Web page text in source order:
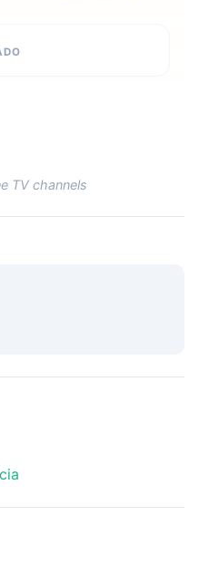
TV channels